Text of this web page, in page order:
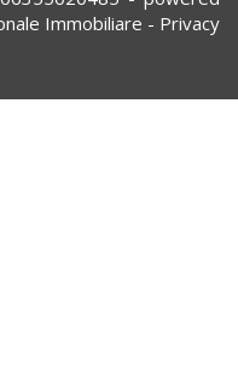
Immobiliare - Privacy